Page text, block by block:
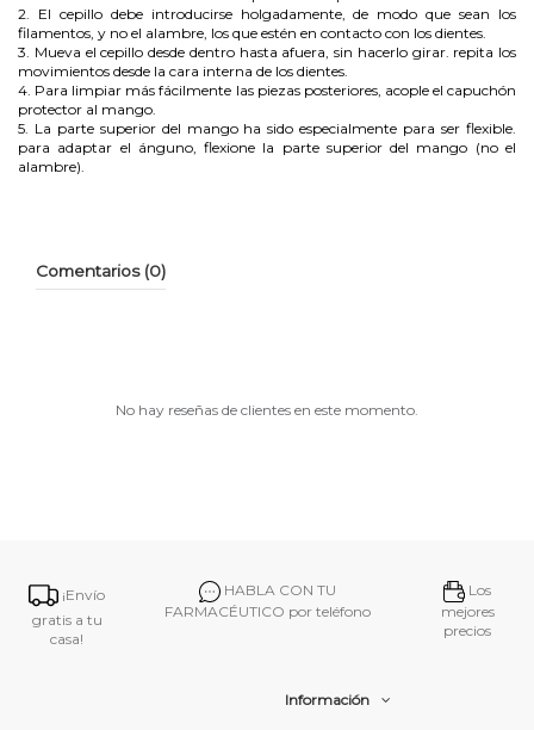
2. El cepillo debe introducirse holgadamente, de modo que sean los
filamentos, y no el alambre, los que estén en contacto con los dientes.
3. Mueva el cepillo desde dentro hasta afuera, sin hacerlo girar. repita los
movimientos desde la cara interna de los dientes.
4. Para limpiar más fácilmente las piezas posteriores, acople el capuchón
protector al mango.
5. La parte superior del mango ha sido especialmente para ser flexible.
para adaptar el ánguno, flexione la parte superior del mango (no el
alambre).
Comentarios (0)
No hay reseñas de clientes en este momento.
¡Envío
gratis a tu
casa!
HABLA CON TU
FARMACÉUTICO por teléfono
Los
mejores
precios
Información